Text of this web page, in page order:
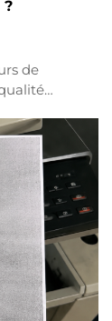
?
de
les
tambour
184, 195,